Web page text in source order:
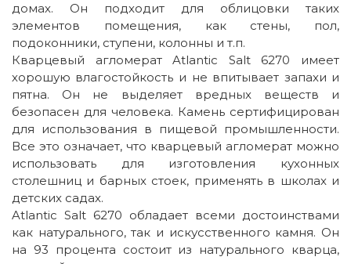
домах. Он подходит для облицовки таких
элементов помещения, как стены, пол,
подоконники, ступени, колонны и т.п.
Кварцевый агломерат Atlantic Salt 6270 имеет
хорошую влагостойкость и не впитывает запахи и
пятна. Он не выделяет вредных веществ и
безопасен для человека. Камень сертифицирован
для использования в пищевой промышленности.
Все это означает, что кварцевый агломерат можно
использовать для изготовления кухонных
столешниц и барных стоек, применять в школах и
детских садах.
Atlantic Salt 6270 обладает всеми достоинствами
как натурального, так и искусственного камня. Он
на 93 процента состоит из натурального кварца,